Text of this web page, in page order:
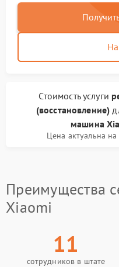
Стоимость услуги
(восстановление)
машина
Цена актуальна
Преимущества
Xiaomi
11
сотрудников в штате